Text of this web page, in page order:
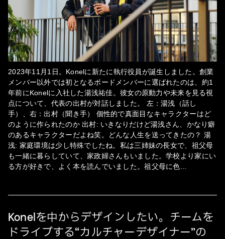
2023年11月1日。Konelに新たに執行役員が誕生しました。創業
メンバー以外では初となるボードメンバーに選ばれたのは、約1
年前にKonelに入社した湯浅祐佳。彼女の原動力や未来を見る視
点について、代表の出村が対話しました。 左：湯浅（話し
手）、右：出村（聞き手） 個性的で真面目なキャラクターはど
のように作られたのか 出村: いきなりだけど湯浅さん、かなり癖
のあるキャラクターだよね笑。どんな人生を送ってきたの？ 湯
浅: 家庭環境は少し特殊でしたね。私は三姉妹の長女で、祖父母
も一緒に暮らしていて、家政婦さんもいました。学校より家にい
る方が好きで、よく本を読んでいました。祖父母に色
Konelを中からデザインしたい。チームを
ドライブする“カルチャーデザイナー”の